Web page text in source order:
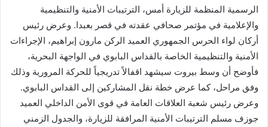
الرسمية المنظمة للزيارة أمس، الترتيبات الأمنية والتنظيمية
والإعلامية في مؤتمر صحافي عقدته في قصر بعبدا. وعرض رئيس
أركان لواء الحرس الجمهوري العميد الركن مارون إبراهيم، الإجراءات
الأمنية والتنظيمية الخاصة بالقداس البابوي في الواجهة البحرية،
فأوضح أن وسط بيروت سيشهد اقفالاً تدريجياً للحركة المرورية وذلك
وفق مراحل، كما عرض خطة نقل المشاركين إلى القداس البابوي.
وعرض رئيس شعبة العلاقات العامة في قوى الأمن الداخلي العميد
جوزف مسلم الترتيبات الأمنية المرافقة للزيارة، والجدول الزمني